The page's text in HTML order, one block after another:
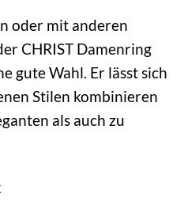
oder mit anderen
CHRIST Damenring
gute Wahl. Er lässt sich
Stilen kombinieren
als auch zu